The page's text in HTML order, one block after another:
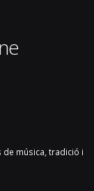
de música, tradició i